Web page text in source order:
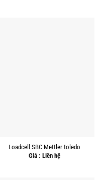
Loadcell SBC Mettler toledo
Giá : Liên hệ